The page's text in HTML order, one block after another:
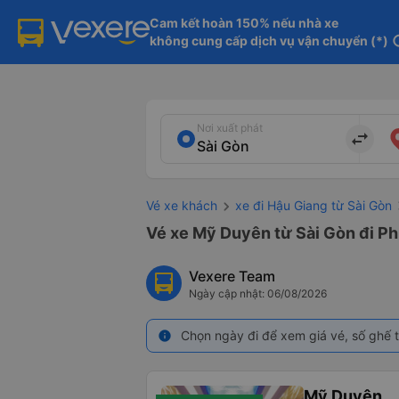
Cam kết hoàn 150% nếu nhà xe
không cung cấp dịch vụ vận chuyển (*)
Nơi xuất phát
import_export
Vé xe khách xe đi Hậu Giang từ Sài Gòn
Vé xe Mỹ Duyên từ Sài Gòn đi
Vexere Team
Ngày cập nhật: 06/08/2026
info Chọn ngày đi để xem giá vé, số